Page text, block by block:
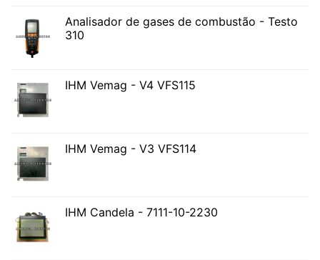
Analisador de gases de combustão - Testo
310
IHM Vemag - V4 VFS115
IHM Vemag - V3 VFS114
IHM Candela - 7111-10-2230